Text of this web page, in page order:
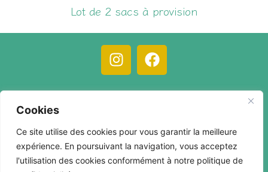
Cookies
Ce site utilise des cookies pour vous garantir la meilleure
expérience. En poursuivant la navigation, vous acceptez
l'utilisation des cookies conformément à notre politique de
Lot de 2 sacs à provision
19,00€
Contact